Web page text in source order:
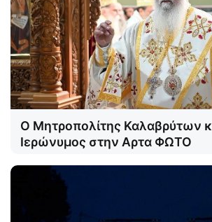
Ο Μητροπολίτης Καλαβρύτων
Ιερώνυμος στην Αρτα ΦΩΤΟ